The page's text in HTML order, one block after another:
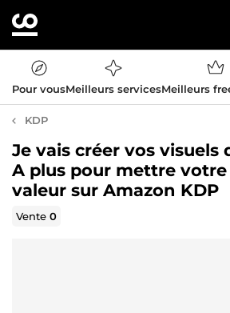
Pour vousMeilleurs servicesMeilleurs
KDP
Je vais créer vos visuels
A plus pour mettre votre
valeur sur Amazon KDP
Vente0